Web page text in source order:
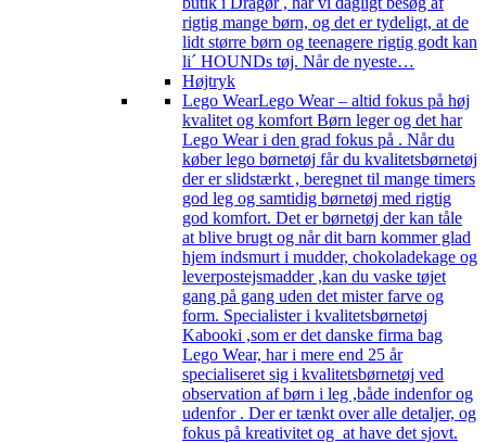
rigtig mange børn, og det er tydeligt, at de
lidt større børn og teenagere rigtig godt kan
li´ HOUNDs tøj. Når de nyeste…
Højtryk
Lego WearLego Wear – altid fokus på høj
kvalitet og komfort Børn leger og det har
Lego Wear i den grad fokus på . Når du
køber lego børnetøj får du kvalitetsbørnetøj
der er slidstærkt , beregnet til mange timers
god leg og samtidig børnetøj med rigtig
god komfort. Det er børnetøj der kan tåle
at blive brugt og når dit barn kommer glad
hjem indsmurt i mudder, chokoladekage og
leverpostejsmadder ,kan du vaske tøjet
gang på gang uden det mister farve og
form. Specialister i kvalitetsbørnetøj
Kabooki ,som er det danske firma bag
Lego Wear, har i mere end 25 år
specialiseret sig i kvalitetsbørnetøj ved
observation af børn i leg ,både indenfor og
udenfor . Der er tænkt over alle detaljer, og
fokus på kreativitet og at have det sjovt.